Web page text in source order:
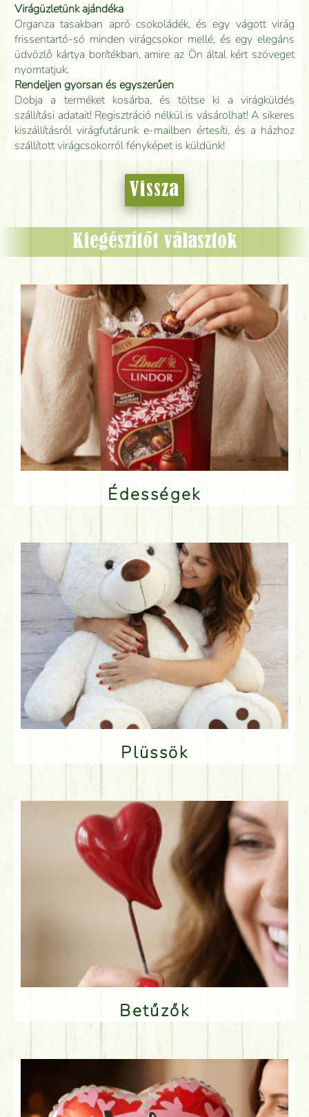
Virágüzletünk ajándéka
Organza tasakban apró csokoládék, és egy vágott virág
frissentartó-só minden virágcsokor mellé, és egy elegáns
üdvözlő kártya borítékban, amire az Ön által kért szöveget
nyomtatjuk.
Rendeljen gyorsan és egyszerűen
Dobja a terméket kosárba, és töltse ki a virágküldés
szállítási adatait! Regisztráció nélkül is vásárolhat! A sikeres
kiszállításról virágfutárunk e-mailben értesíti, és a házhoz
szállított virágcsokorról fényképet is küldünk!
Vissza
Kiegészítőt választok
Édességek
Plüssök
Betűzők